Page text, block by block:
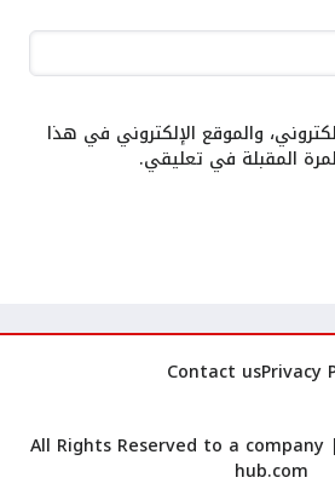
والموقع الإلكتروني في هذا
المقبلة في تعليقي.
Privacy
Contact us
hub.com